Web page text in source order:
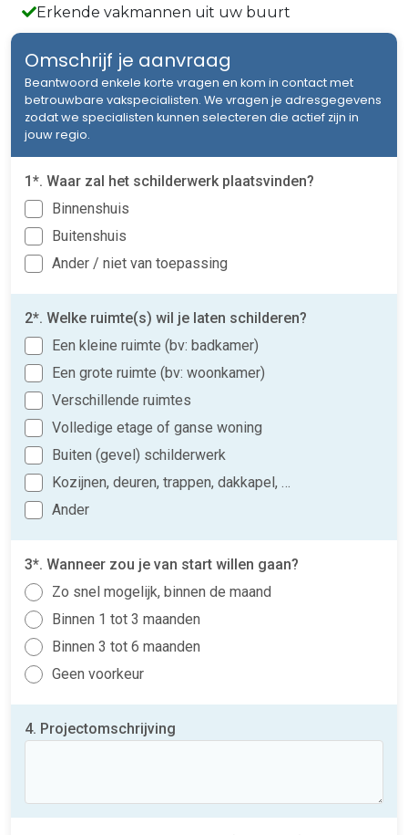
Erkende vakmannen uit uw buurt
Omschrijf je aanvraag
Beantwoord enkele korte vragen en kom in contact met
betrouwbare vakspecialisten. We vragen je adresgegevens
zodat we specialisten kunnen selecteren die actief zijn in
jouw regio.
1*. Waar zal het schilderwerk plaatsvinden?
Binnenshuis
Buitenshuis
Ander / niet van toepassing
2*. Welke ruimte(s) wil je laten schilderen?
Een kleine ruimte (bv: badkamer)
Een grote ruimte (bv: woonkamer)
Verschillende ruimtes
Volledige etage of ganse woning
Buiten (gevel) schilderwerk
Kozijnen, deuren, trappen, dakkapel, …
Ander
3*. Wanneer zou je van start willen gaan?
Zo snel mogelijk, binnen de maand
Binnen 1 tot 3 maanden
Binnen 3 tot 6 maanden
Geen voorkeur
4. Projectomschrijving